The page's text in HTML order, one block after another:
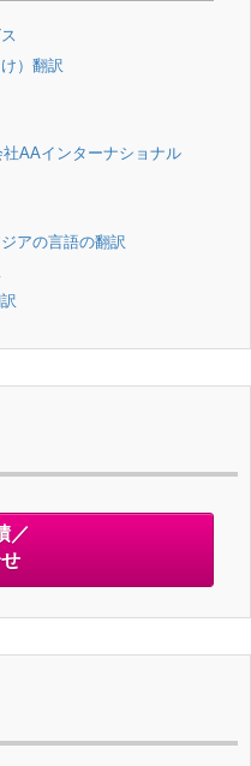
）翻訳
AAインターナショナル
アの言語の翻訳
／